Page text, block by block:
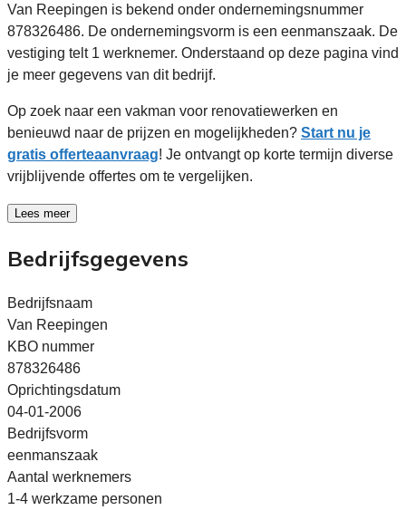
Van Reepingen is bekend onder ondernemingsnummer
878326486. De ondernemingsvorm is een eenmanszaak. De
vestiging telt 1 werknemer. Onderstaand op deze pagina vind
je meer gegevens van dit bedrijf.
Op zoek naar een vakman voor renovatiewerken en
benieuwd naar de prijzen en mogelijkheden? Start nu je
gratis offerteaanvraag! Je ontvangt op korte termijn diverse
vrijblijvende offertes om te vergelijken.
Lees meer
Bedrijfsgegevens
Bedrijfsnaam
Van Reepingen
KBO nummer
878326486
Oprichtingsdatum
04-01-2006
Bedrijfsvorm
eenmanszaak
Aantal werknemers
1-4 werkzame personen